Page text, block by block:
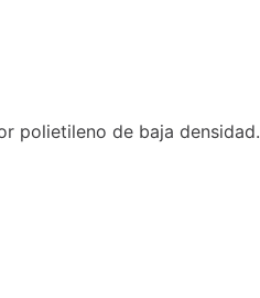
polietileno de baja densidad.